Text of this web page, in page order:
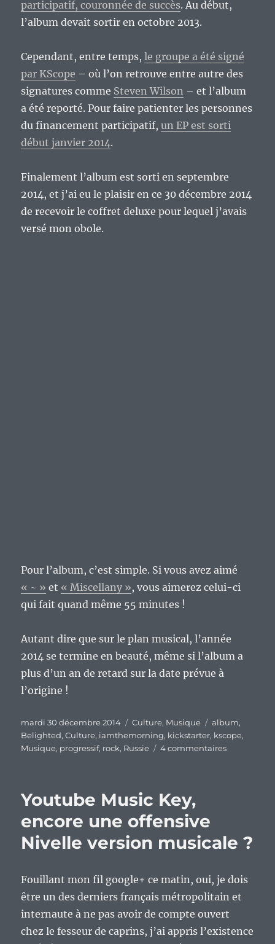
participatif, couronnée de succès. Au début,
l’album devait sortir en octobre 2013.
Cependant, entre temps,le groupe a été signé
par KScope – où l’on retrouve entre autre des
signatures comme Steven Wilson – et l’album
a été reporté. Pour faire patienter les personnes
du financement participatif,un EP est sorti
début janvier 2014.
Finalement l’album est sorti en septembre
2014, et j’ai eu le plaisir en ce 30 décembre 2014
de recevoir le coffret deluxe pour lequel j’avais
versé mon obole.
Pour l’album, c’est simple. Si vous avez aimé
« ~ » et « Miscellany », vous aimerez celui-ci
qui fait quand même 55 minutes !
Autant dire que sur le plan musical, l’année
2014 se termine en beauté, même si l’album a
plus d’un an de retard sur la date prévue à
l’origine !
Publié
le
mardi 30 décembre 2014 Catégories
Culture, Musique Étiquettes
album,
Belighted,Culture, iamthemorning, kickstarter, kscope,
Musique, progressif, rock, Russie 4 commentairessur
en
deluxe
Youtube Music Key,
encore une offensive
Nivelle version musicale ?
Fouillant mon fil google+ ce matin, oui, je dois
être un des derniers français métropolitain et
internaute à ne pas avoir de compte ouvert
chez le fesseur de caprins, j’ai appris l’existence